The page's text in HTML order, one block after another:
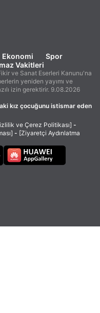
Ekonomi
Spor
Vakitleri
ve Sanat Eserleri Kanunu'na
yeniden yayımı ve
izin gerektirir. 9.08.2026
kız çocuğunu istismar eden
ve Çerez Politikası] -
- [Ziyaretçi Aydınlatma